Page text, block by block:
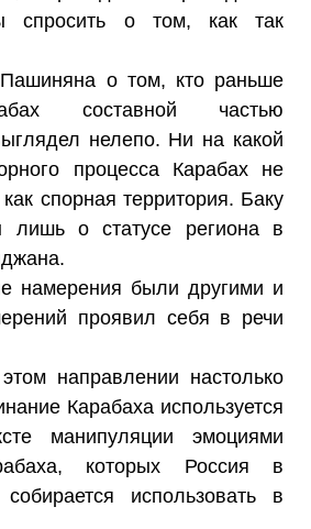
спросить о том, как так
о том, кто раньше
составной частью
нелепо. Ни на какой
процесса Карабах не
спорная территория. Баку
лишь о статусе региона в
намерения были другими и
проявил себя в речи
направлении настолько
Карабаха используется
манипуляции эмоциями
которых Россия в
использовать в